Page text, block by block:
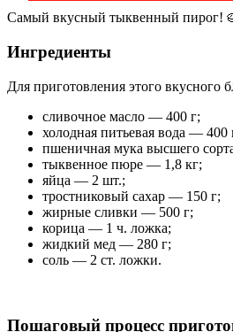
Самый вкусный тыквенный пирог!
Ингредиенты
Для приготовления этого вкусного
сливочное масло — 400 г;
холодная питьевая вода — 400
пшеничная мука высшего
тыквенное пюре — 1,8 кг;
яйца — 2 шт.;
тростниковый сахар — 150 г;
жирные сливки — 500 г;
корица — 1 ч. ложка;
жидкий мед — 280 г;
соль — 2 ст. ложки.
Пошаговый процесс